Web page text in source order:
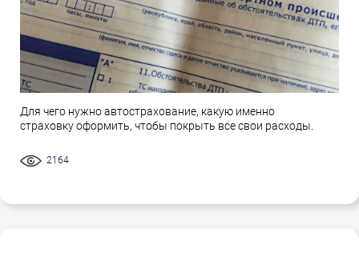
Для чего нужно автострахование, какую именно
страховку оформить, чтобы покрыть все свои расходы.
2164